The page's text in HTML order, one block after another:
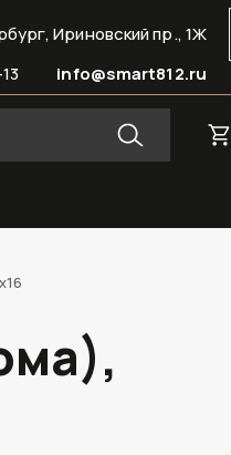
Ириновский пр., 1Ж
info@smart812.ru